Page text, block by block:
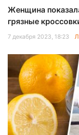
Женщина
грязные
7 декабря 2023, 18:23